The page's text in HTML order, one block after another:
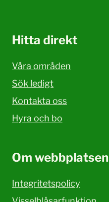
Hitta direkt
Våra områden
Sök ledigt
Kontakta oss
Hyra och bo
Om webbplatsen
Integritetspolicy